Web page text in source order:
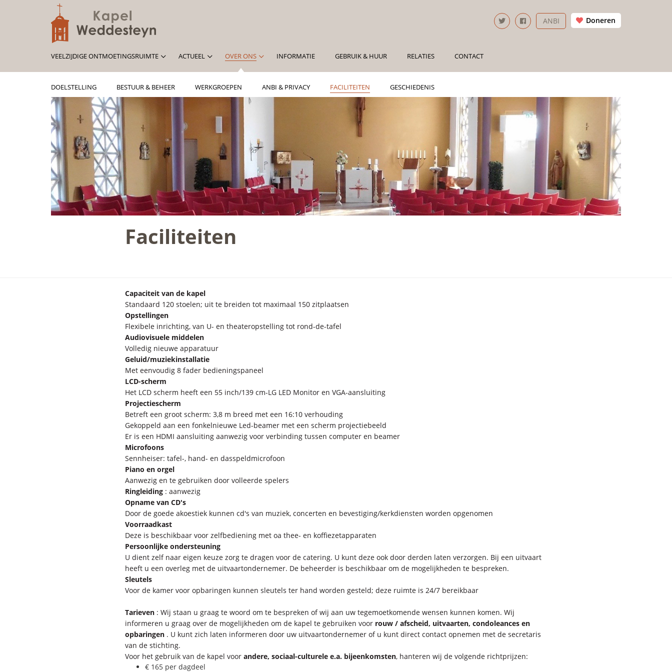
ANBI Doneren
VEELZIJDIGE ONTMOETINGSRUIMTE ACTUEEL OVER ONS
DOELSTELLING BESTUUR & BEHEER WERKGROEPEN ANBI & PRIVACY FACILITEITEN GESCHIEDENIS
INFORMATIE GEBRUIK & HUUR RELATIES CONTACT
Faciliteiten
Capaciteit van de kapel
Standaard 120 stoelen; uit te breiden tot maximaal 150 zitplaatsen
Opstellingen
Flexibele inrichting, van U- en theateropstelling tot rond-de-tafel
Audiovisuele middelen
Volledig nieuwe apparatuur
Geluid/muziekinstallatie
Met eenvoudig 8 fader bedieningspaneel
LCD-scherm
Het LCD scherm heeft een 55 inch/139 cm-LG LED Monitor en VGA-aansluiting
Projectiescherm
Betreft een groot scherm: 3,8 m breed met een 16:10 verhouding
Gekoppeld aan een fonkelnieuwe Led-beamer met een scherm projectiebeeld
Er is een HDMI aansluiting aanwezig voor verbinding tussen computer en beamer
Microfoons
Sennheiser: tafel-, hand- en dasspeldmicrofoon
Piano en orgel
Aanwezig en te gebruiken door volleerde spelers
Ringleiding : aanwezig
Opname van CD's
Door de goede akoestiek kunnen cd's van muziek, concerten en bevestiging/kerkdiensten worden opgenomen
Voorraadkast
Deze is beschikbaar voor zelfbediening met oa thee- en koffiezetapparaten
Persoonlijke ondersteuning
U dient zelf naar eigen keuze zorg te dragen voor de catering. U kunt deze ook door derden laten verzorgen. Bij een uitvaart
heeft u een overleg met de uitvaartondernemer. De beheerder is beschikbaar om de mogelijkheden te bespreken.
Sleutels
Voor de kamer voor opbaringen kunnen sleutels ter hand worden gesteld;deze ruimte is 24/7 bereikbaar
Tarieven :Wij staan u graag te woord om te bespreken of wij aan uw tegemoetkomende wensen kunnen komen.Wij
informeren u graag over de mogelijkheden om de kapel te gebruiken voor rouw / afscheid, uitvaarten, condoleances en
opbaringen . U kunt zich laten informeren door uw uitvaartondernemer of u kunt direct contact opnemen met de secretaris
van de stichting.
Voor het gebruik van de kapel voorandere, sociaal-culturele e.a. bijeenkomsten, hanteren wij de volgende richtprijzen:
€ 165 per dagdeel